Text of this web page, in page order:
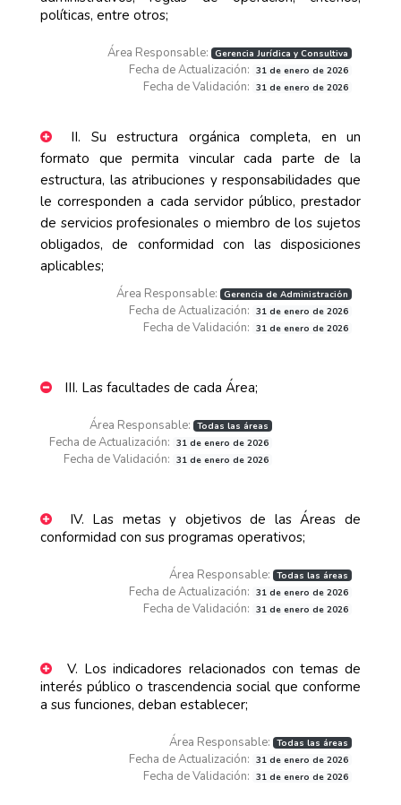
políticas, entre otros;
Área Responsable: Gerencia Jurídica y Consultiva
Fecha de Actualización: 31 de enero de 2026
Fecha de Validación: 31 de enero de 2026
II. Su estructura orgánica completa, en un
formato que permita vincular cada parte de la
estructura, las atribuciones y responsabilidades que
le corresponden a cada servidor público, prestador
de servicios profesionales o miembro de los sujetos
obligados, de conformidad con las disposiciones
aplicables;
Área Responsable: Gerencia de Administración
Fecha de Actualización: 31 de enero de 2026
Fecha de Validación: 31 de enero de 2026
III. Las facultades de cada Área;
Área Responsable: Todas las áreas
Fecha de Actualización: 31 de enero de 2026
Fecha de Validación: 31 de enero de 2026
IV. Las metas y objetivos de las Áreas de
conformidad con sus programas operativos;
Área Responsable: Todas las áreas
Fecha de Actualización: 31 de enero de 2026
Fecha de Validación: 31 de enero de 2026
V. Los indicadores relacionados con temas de
interés público o trascendencia social que conforme
a sus funciones, deban establecer;
Área Responsable: Todas las áreas
Fecha de Actualización: 31 de enero de 2026
Fecha de Validación: 31 de enero de 2026